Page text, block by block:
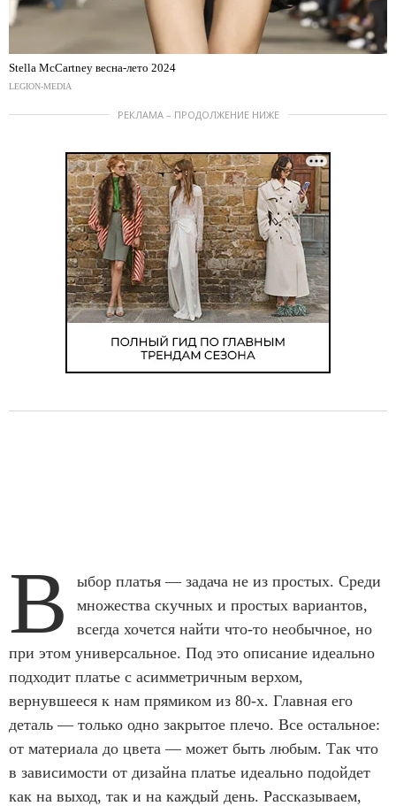
Stella McCartney весна-лето 2024
LEGION-MEDIA
РЕКЛАМА – ПРОДОЛЖЕНИЕ НИЖЕ
В
ыбор платья — задача не из простых. Среди
множества скучных и простых вариантов,
всегда хочется найти что-то необычное, но
при этом универсальное. Под это описание идеально
подходит платье с асимметричным верхом,
вернувшееся к нам прямиком из 80-х. Главная его
деталь — только одно закрытое плечо. Все остальное:
от материала до цвета — может быть любым. Так что
в зависимости от дизайна платье идеально подойдет
как на выход, так и на каждый день. Рассказываем,